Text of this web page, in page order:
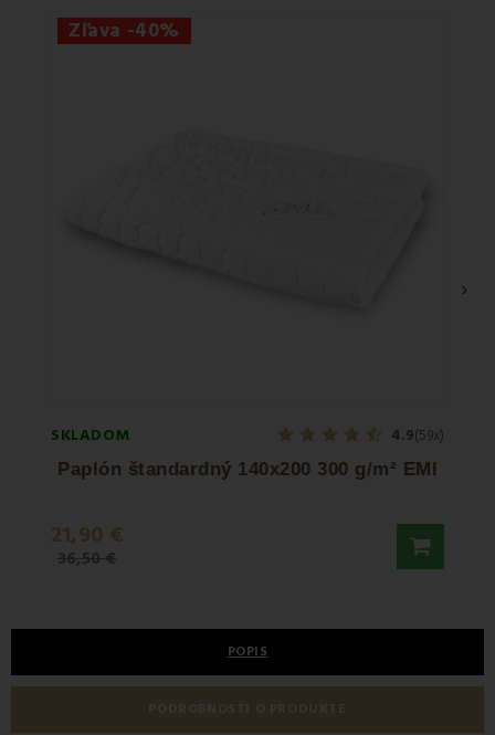
Zľava -40%
SKLADOM 4.9(59x)
Paplón štandardný 140x200 300 g/m² EMI
21,90 €
36,50 €
›
POPIS
PODROBNOSTI O PRODUKTE